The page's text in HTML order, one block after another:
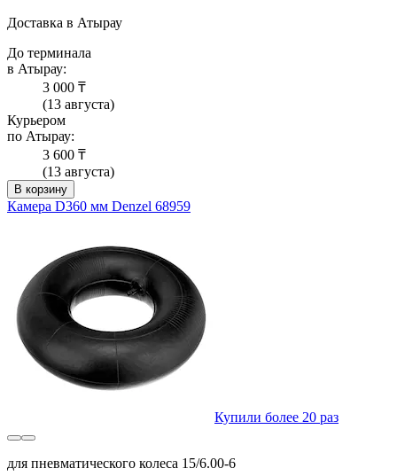
Доставка в Атырау
До терминала
в Атырау:
3 000 ₸
(13 августа)
Курьером
по Атырау:
3 600 ₸
(13 августа)
В корзину
Камера D360 мм Denzel 68959
Купили более 20 раз
для пневматического колеса 15/6.00-6